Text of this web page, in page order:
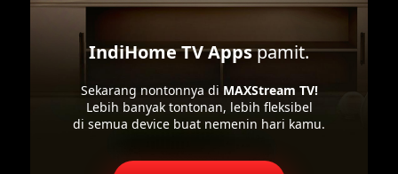
IndiHome TV Appspamit.
Sekarang nontonnya di MAXStream TV!
Lebih banyak tontonan, lebih fleksibel
di semua device buat nemenin hari kamu.